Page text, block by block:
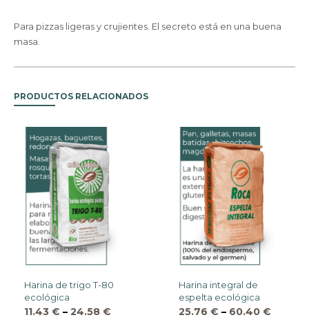
Para pizzas ligeras y crujientes. El secreto está en una buena
masa.
PRODUCTOS RELACIONADOS
Harina de trigo T-80
ecológica
11.43 € – 24.58 €
Harina integral de
espelta ecológica
25.76 € – 60.40 €